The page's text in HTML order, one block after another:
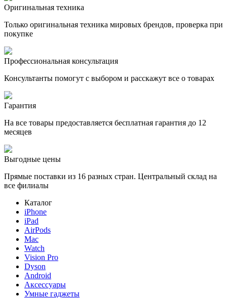
Оригинальная техника
Только оригинальная техника мировых брендов, проверка при
покупке
Профессиональная консультация
Консультанты помогут с выбором и расскажут все о товарах
Гарантия
На все товары предоставляется бесплатная гарантия до 12
месяцев
Выгодные цены
Прямые поставки из 16 разных стран. Центральный склад на
все филиалы
Каталог
iPhone
iPad
AirPods
Mac
Watch
Vision Pro
Dyson
Android
Аксессуары
Умные гаджеты